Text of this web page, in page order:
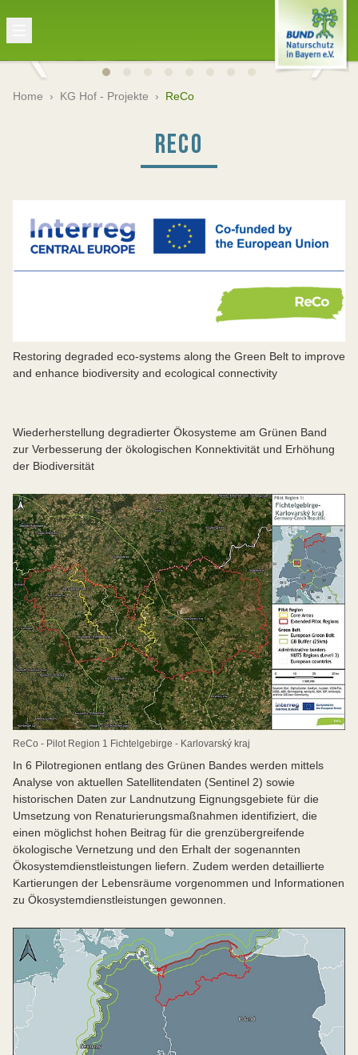
Home › KG Hof - Projekte › ReCo
RECO
Restoring degraded eco-systems along the Green Belt to improve
and enhance biodiversity and ecological connectivity
Wiederherstellung degradierter Ökosysteme am Grünen Band
zur Verbesserung der ökologischen Konnektivität und Erhöhung
der Biodiversität
ReCo - Pilot Region 1 Fichtelgebirge - Karlovarský kraj
In 6 Pilotregionen entlang des Grünen Bandes werden mittels
Analyse von aktuellen Satellitendaten (Sentinel 2) sowie
historischen Daten zur Landnutzung Eignungsgebiete für die
Umsetzung von Renaturierungsmaßnahmen identifiziert, die
einen möglichst hohen Beitrag für die grenzübergreifende
ökologische Vernetzung und den Erhalt der sogenannten
Ökosystemdienstleistungen liefern. Zudem werden detaillierte
Kartierungen der Lebensräume vorgenommen und Informationen
zu Ökosystemdienstleistungen gewonnen.